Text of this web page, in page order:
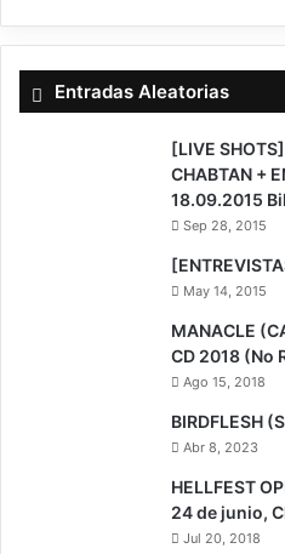
Entradas Aleatorias
[LIVE
CHABTAN +
18.09.2015
Sep 28, 2015
May 14, 2015
MANACLE
CD 2018 (No
Ago 15, 2018
BIRDFLESH
Abr 8, 2023
HELLFEST
24 de junio,
Jul 20, 2018